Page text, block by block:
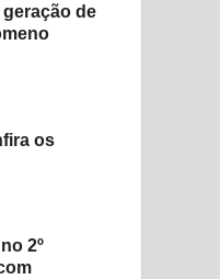
de
os
2º